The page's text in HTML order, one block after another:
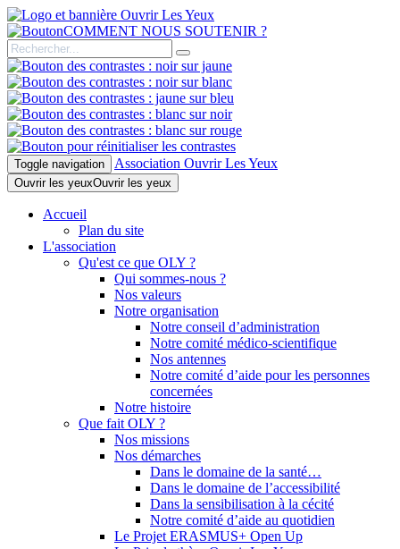
COMMENT NOUS SOUTENIR ?
Toggle navigation Association Ouvrir Les Yeux
Ouvrir les yeuxOuvrir les yeux
Accueil
Plan du site
L'association
Qu'est ce que OLY ?
Qui sommes-nous ?
Nos valeurs
Notre organisation
Notre conseil d’administration
Notre comité médico-scientifique
Nos antennes
Notre comité d’aide pour les personnes
concernées
Notre histoire
Que fait OLY ?
Nos missions
Nos démarches
Dans le domaine de la santé…
Dans le domaine de l’accessibilité
Dans la sensibilisation à la cécité
Notre comité d’aide au quotidien
Le Projet ERASMUS+ Open Up